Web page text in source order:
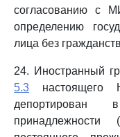
согласованию с
определению
лица без
24. Иностранный
5.3 настоящего
депортирован
принадлежности